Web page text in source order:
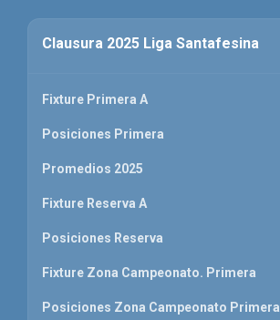
Clausura 2025 Liga Santafesina
Fixture Primera A
Posiciones Primera
Promedios 2025
Fixture Reserva A
Posiciones Reserva
Fixture Zona Campeonato. Primera
Posiciones Zona Campeonato Primera